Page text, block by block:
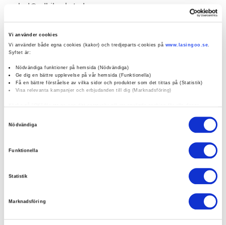
Vi använder cookies
Vi använder både egna cookies (kakor) och tredjeparts-cookies på www.lasingoo.se.
Syftet är:
Nödvändiga funktioner på hemsida (Nödvändiga)
Ge dig en bättre upplevelse på vår hemsida (Funktionella)
Få en bättre förståelse av vilka sidor och produkter som det tittas på (Statistik)
Visa relevanta kampanjer och erbjudanden till dig (Marknadsföring)
längst ned på sidan. Ändra dina inställningar. Läs mer om hur vi använder cookies och
andra teknologier för att samla in personuppgifter:
Nödvändiga
Funktionella
Statistik
Marknadsföring
brd@adbilverkstad.se
Boka verkstadstid
social media: